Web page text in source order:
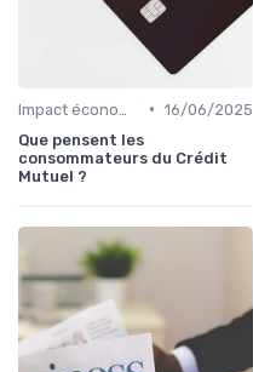
• 16/06/2025
Que pensent les
consommateurs du Crédit
Mutuel ?